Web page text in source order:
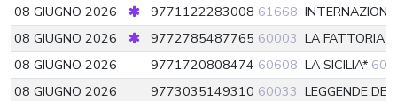
08 GIUGNO 2026
9771122283008 61668
08 GIUGNO 2026
9772785487765 60003 LA FATTORIA
08 GIUGNO 2026
9771720808474 60608 LA SICILIA*
08 GIUGNO 2026
9773035149310 60033 LEGGENDE